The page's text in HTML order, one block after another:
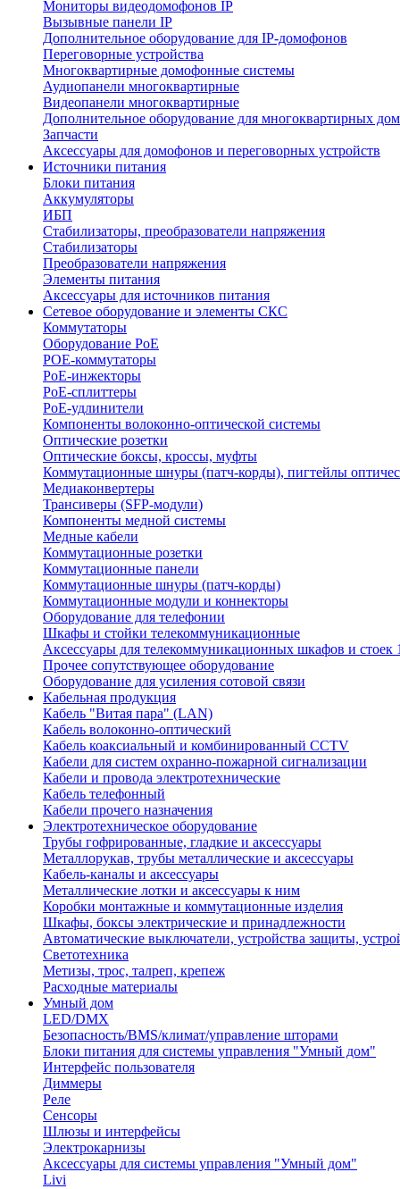
Мониторы видеодомофонов IP
Вызывные панели IP
Дополнительное оборудование для IP-домофонов
Переговорные устройства
Многоквартирные домофонные системы
Аудиопанели многоквартирные
Видеопанели многоквартирные
Дополнительное оборудование для многоквартирных
Запчасти
Аксессуары для домофонов и переговорных устройств
Источники питания
Блоки питания
Аккумуляторы
ИБП
Стабилизаторы, преобразователи напряжения
Стабилизаторы
Преобразователи напряжения
Элементы питания
Аксессуары для источников питания
Сетевое оборудование и элементы СКС
Коммутаторы
Оборудование PoE
POE-коммутаторы
PoE-инжекторы
PoE-сплиттеры
PoE-удлинители
Компоненты волоконно-оптической системы
Оптические розетки
Оптические боксы, кроссы, муфты
Коммутационные шнуры (патч-корды), пигтейлы
Медиаконвертеры
Трансиверы (SFP-модули)
Компоненты медной системы
Медные кабели
Коммутационные розетки
Коммутационные панели
Коммутационные шнуры (патч-корды)
Коммутационные модули и коннекторы
Оборудование для телефонии
Шкафы и стойки телекоммуникационные
Аксессуары для телекоммуникационных шкафов и стоек
Прочее сопутствующее оборудование
Оборудование для усиления сотовой связи
Кабельная продукция
Кабель "Витая пара" (LAN)
Кабель волоконно-оптический
Кабель коаксиальный и комбинированный CCTV
Кабели для систем охранно-пожарной сигнализации
Кабели и провода электротехнические
Кабель телефонный
Кабели прочего назначения
Электротехническое оборудование
Трубы гофрированные, гладкие и аксессуары
Металлорукав, трубы металлические и аксессуары
Кабель-каналы и аксессуары
Металлические лотки и аксессуары к ним
Коробки монтажные и коммутационные изделия
Шкафы, боксы электрические и принадлежности
Автоматические выключатели, устройства защиты,
Светотехника
Метизы, трос, талреп, крепеж
Расходные материалы
Умный дом
LED/DMX
Безопасность/BMS/климат/управление шторами
Блоки питания для системы управления "Умный дом"
Интерфейс пользователя
Диммеры
Реле
Сенсоры
Шлюзы и интерфейсы
Электрокарнизы
Аксессуары для системы управления "Умный дом"
Livi